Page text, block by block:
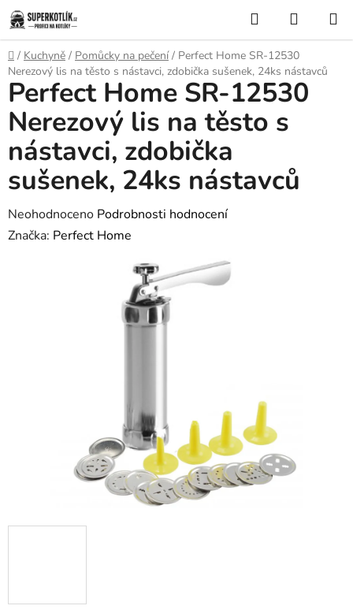
Přejít
na
obsah
Hledat
KOŠÍK
Domů
/ Kuchyně / Pomůcky na pečení / Perfect Home SR-12530
Nerezový lis na těsto s nástavci, zdobička sušenek, 24ks nástavců
Perfect Home SR-12530
Nerezový lis na těsto s
nástavci, zdobička
sušenek, 24ks nástavců
Průměrné
hodnocení
Neohodnoceno Podrobnosti hodnocení
Značka: Perfect Home